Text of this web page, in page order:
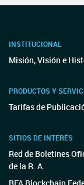
INSTITUCIONAL
Misión, Visión e
PRODUCTOS Y
Tarifas de
SITIOS DE INTERÉS
Red de Boletines
de la R. A.